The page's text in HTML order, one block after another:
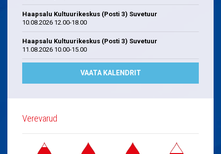
Haapsalu Kultuurikeskus (Posti 3) Suvetuur
10.08.2026 12.00-18.00
Haapsalu Kultuurikeskus (Posti 3) Suvetuur
11.08.2026 10.00-15.00
VAATA KALENDRIT
Verevarud